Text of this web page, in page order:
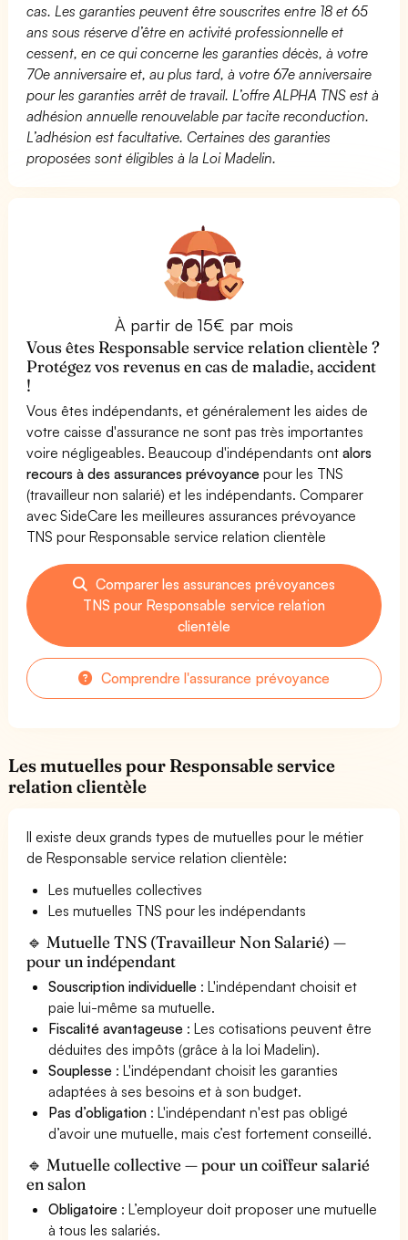
cas. Les garanties peuvent être souscrites entre 18 et 65
ans sous réserve d’être en activité professionnelle et
cessent, en ce qui concerne les garanties décès, à votre
70e anniversaire et, au plus tard, à votre 67e anniversaire
pour les garanties arrêt de travail. L’offre ALPHA TNS est à
adhésion annuelle renouvelable par tacite reconduction.
L’adhésion est facultative. Certaines des garanties
proposées sont éligibles à la Loi Madelin.
À partir de 15€ par mois
Vous êtes Responsable service relation clientèle ?
Protégez vos revenus en cas de maladie, accident
!
Vous êtes indépendants, et généralement les aides de
votre caisse d'assurance ne sont pas très importantes
voire négligeables. Beaucoup d'indépendants ontalors
recours à des assurances prévoyance pour les TNS
(travailleur non salarié) et les indépendants. Comparer
avec SideCare les meilleures assurances prévoyance
TNS pour Responsable service relation clientèle
Comparer les assurances prévoyances
TNS pour Responsable service relation
clientèle
Comprendre l'assurance prévoyance
Les mutuelles pour Responsable service
relation clientèle
Il existe deux grands types de mutuelles pour le métier
de Responsable service relation clientèle:
Les mutuelles collectives
Les mutuelles TNS pour les indépendants
🔹 Mutuelle TNS (Travailleur Non Salarié) —
pour un indépendant
Souscription individuelle : L'indépendant choisit et
paie lui-même sa mutuelle.
Fiscalité avantageuse : Les cotisations peuvent être
déduites des impôts (grâce à la loi Madelin).
Souplesse : L'indépendant choisit les garanties
adaptées à ses besoins et à son budget.
Pas d’obligation : L'indépendant n'est pas obligé
d’avoir une mutuelle, mais c’est fortement conseillé.
🔹 Mutuelle collective — pour un coiffeur salarié
en salon
Obligatoire : L’employeur doit proposer une mutuelle
à tous les salariés.